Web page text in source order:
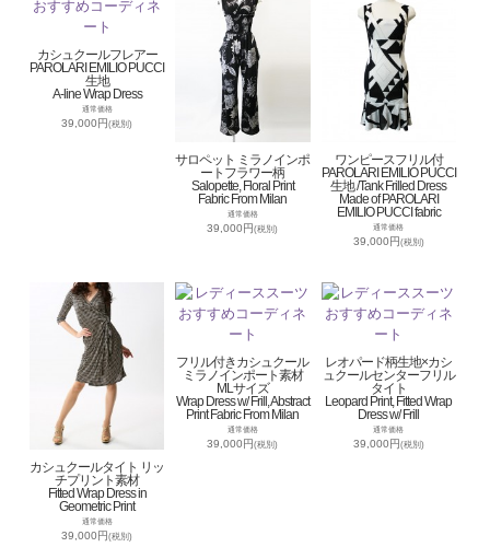
カシュクールフレアー
PAROLARI EMILIO PUCCI
生地
A-line Wrap Dress
通常価格
39,000円(税別)
サロペット ミラノインポ
ートフラワー柄
Salopette, Floral Print
Fabric From Milan
通常価格
39,000円(税別)
ワンピースフリル付
PAROLARI EMILIO PUCCI
生地 /Tank Frilled Dress
Made of PAROLARI
EMILIO PUCCI fabric
通常価格
39,000円(税別)
カシュクールタイト リッ
チプリント素材
Fitted Wrap Dress in
Geometric Print
通常価格
39,000円(税別)
フリル付きカシュクール
ミラノインポート素材
MLサイズ
Wrap Dress w/ Frill, Abstract
Print Fabric From Milan
通常価格
39,000円(税別)
レオパード柄生地×カシ
ュクールセンターフリル
タイト
Leopard Print, Fitted Wrap
Dress w/ Frill
通常価格
39,000円(税別)